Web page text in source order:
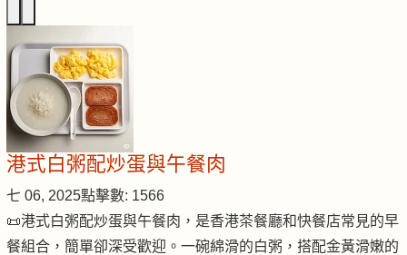
港式白粥配炒蛋與午餐肉
七 06, 2025點擊數: 1566
📜港式白粥配炒蛋與午餐肉，是香港茶餐廳和快餐店常見的早
餐組合，簡單卻深受歡迎。一碗綿滑的白粥，搭配金黃滑嫩的